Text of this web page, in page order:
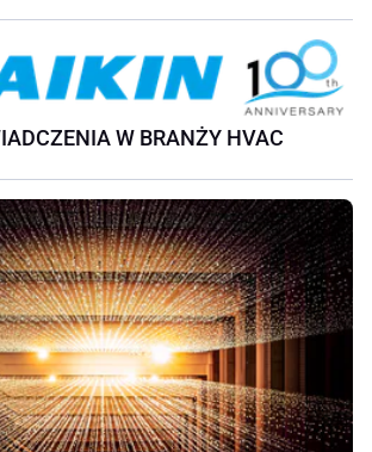
W BRANŻY HVAC